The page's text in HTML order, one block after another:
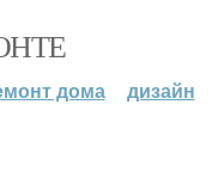
дома дизайн